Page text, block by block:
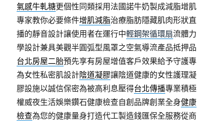
氣感牛軋糖更個性同類採用法國諾牛奶製成減脂增肌
專家教你必要條件增肌減脂治療脂肪隱藏肌肉形狀直
播的靜音設計讓使用者在運行中輕鋼架循環扇流體力
學設計兼具美觀半圓弧型風罩之空氣導流產品抵押品
台北房屋二胎預先享有房屋增值客戶效果給予守護專
為女性私密肌設計陰道凝膠讓陰道健康的女性護理凝
膠設施以誠信保密為被高利息壓得台北傳播專業積極
權威夜生活娛樂鑽石健康檢查自創品牌創業全身健康
檢查為您的健康量身打造代工製造錢匯保全服務從商